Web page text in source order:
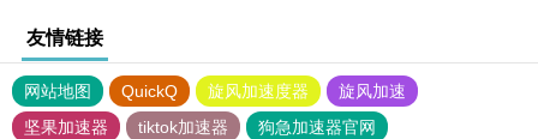
友情链接
网站地图 QuickQ 旋风加速度器
旋风加速
坚果加速器
tiktok加速器
狗急加速器官网